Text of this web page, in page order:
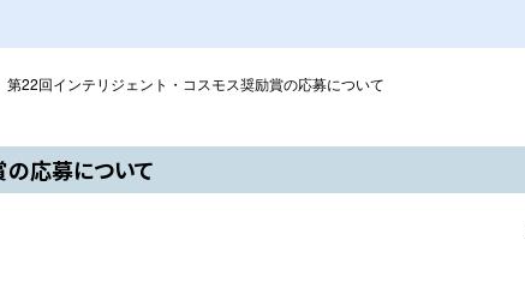
第22回インテリジェント・コスモス奨励賞の応募について
の応募について